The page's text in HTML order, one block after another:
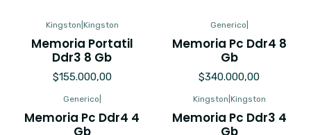
Kingston Kingston
Memoria Portatil
Ddr3 8 Gb
$155.000,00
Generico
Memoria Pc Ddr4 8
Gb
$340.000,00
Generico
Memoria Pc Ddr4 4
Kingston Kingston
Memoria Pc Ddr3 4